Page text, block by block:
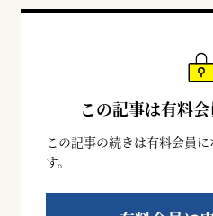
この記事は有料
この記事の続きは有料会員
す。